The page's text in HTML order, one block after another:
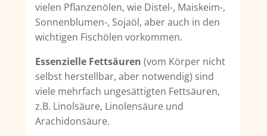
vielen Pflanzenölen, wie Distel-, Maiskeim-,
Sonnenblumen-, Sojaöl, aber auch in den
wichtigen Fischölen vorkommen.
Essenzielle Fettsäuren (vom Körper nicht
selbst herstellbar, aber notwendig) sind
viele mehrfach ungesättigten Fettsäuren,
z.B. Linolsäure, Linolensäure und
Arachidonsäure.